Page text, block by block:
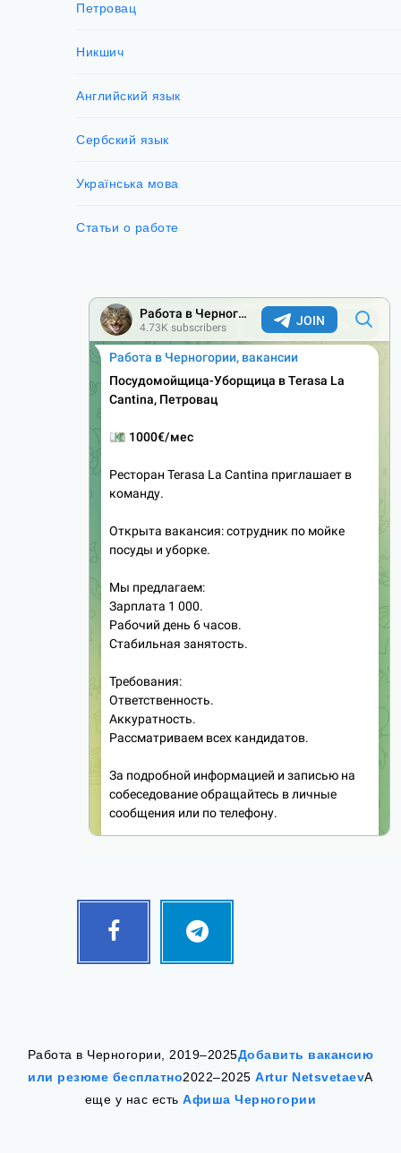
Петровац
Никшич
Английский язык
Сербский язык
Українська мова
Статьи о работе
Facebook Telegram
Follow
Работа в Черногории, 2019–2025Добавить вакансию
или резюме бесплатно2022–2025Artur NetsvetaevА
еще у нас естьАфиша Черногории